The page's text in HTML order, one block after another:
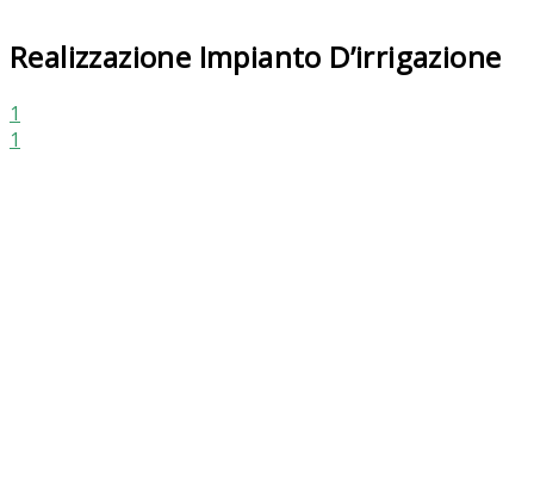
Realizzazione Impianto D’irrigazione
1
1